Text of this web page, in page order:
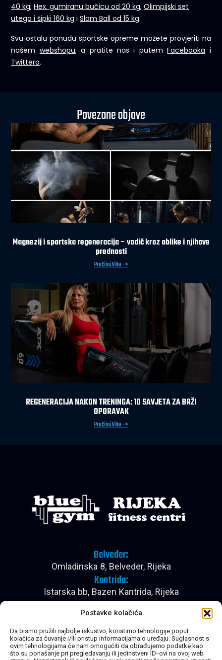
Postavke kolačića
Da bismo pružili najbolje iskustvo, koristimo tehnologije poput
kolačića za čuvanje i/ili pristup informacijama o uređaju. Suglasnost s
ovim tehnologijama će nam omogućiti da obrađujemo podatke kao
što su ponašanje pri pregledavanju ili jedinstveni ID-ovi na ovoj web
40 kg,Hex. gumiranu bučicu od 20 kg,Olimpijski set
utega i šipki 160 kg iSlam Ball od 15 kg.
Svu ostalu ponudu sportske opreme možete provjeriti na
našem webshopu, a pratite nas i putemFacebooka i
Twittera.
Povezane objave
Magnezij i sportska regeneracija – vodič kroz oblike i njihove
prednosti
Pročitaj Više ->
REGENERACIJA NAKON TRENINGA: 10 SAVJETA ZA BRŽI
OPORAVAK
Pročitaj Više ->
Belveder:
Omladinska 8, Belveder, Rijeka
Kantrida:
Istarska bb, Bazen Kantrida, Rijeka
Pon - Pet:
08:00 - 22:30
Subota:
08:00 - 20:30
Nedjelja: